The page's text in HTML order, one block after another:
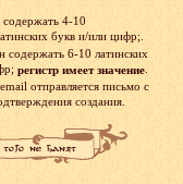
4-10
букв и/или цифр;.
содержать 6-10 латинских
регистр имеет значение.
отправляется письмо с
создания.